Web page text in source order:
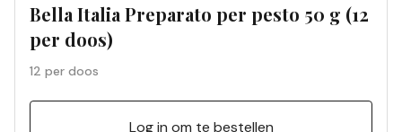
Bella Italia Preparato per pesto 50 g (12
per doos)
12 per doos
Log in om te bestellen